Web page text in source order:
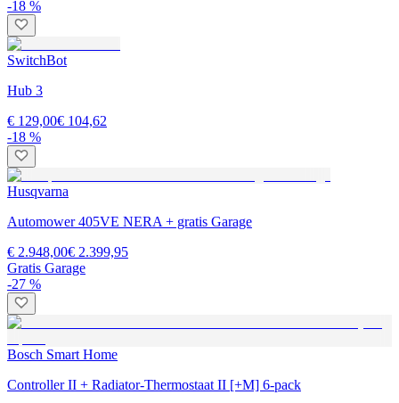
-18 %
SwitchBot
Hub 3
€ 129,00€ 104,62
-18 %
Husqvarna
Automower 405VE NERA + gratis Garage
€ 2.948,00€ 2.399,95
Gratis Garage
-27 %
Bosch Smart Home
Controller II + Radiator-Thermostaat II [+M] 6-pack